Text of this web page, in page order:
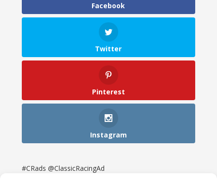
Facebook
Twitter
Pinterest
Instagram
#CRads @ClassicRacingAd